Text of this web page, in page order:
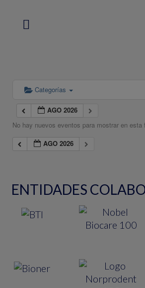
Categorías
AGO 2026
No hay nuevos eventos para mostrar en esta
AGO 2026
ENTIDADES